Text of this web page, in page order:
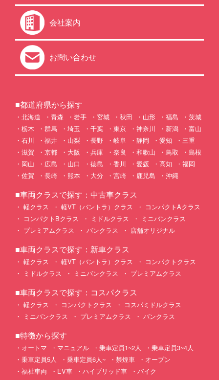
会社案内
お問い合わせ
■都道府県から探す
北海道 青森 岩手 宮城 秋田 山形 福島
茨城
栃木
群馬 埼玉 千葉 東京 神奈川 新潟
富山
石川
福井 山梨 長野 岐阜 静岡 愛知
三重
滋賀
京都 大阪 兵庫 奈良 和歌山 鳥取
島根
岡山
広島 山口 徳島 香川 愛媛 高知
福岡
佐賀
長崎 熊本 大分 宮崎 鹿児島 沖縄
■車両クラスで探す：中古車クラス
軽クラス 軽VT（バントラ）クラス
コンパクトAクラス
コンパクトBクラス
ミドルクラス
ミニバンクラス
プレミアムクラス
バンクラス 店舗オリジナル
■車両クラスで探す：新車クラス
軽クラス 軽VT（バントラ）クラス
コンパクトクラス
ミドルクラス
ミニバンクラス プレミアムクラス
■車両クラスで探す：コスパクラス
軽クラス コンパクトクラス
コスパミドルクラス
ミニバンクラス
プレミアムクラス バンクラス
■特徴から探す
オートマ マニュアル 乗車定員1~2人
乗車定員3~4人
乗車定員5人
乗車定員6人~ 禁煙車
オープン
福祉車両
EV車 ハイブリッド車
バイク